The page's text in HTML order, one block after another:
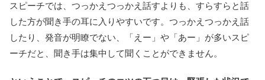
スピーチでは、つっかえつっかえ話すよりも、すらすらと話
した方が聞き手の耳に入りやすいです。つっかえつっかえ話
したり、発音が明瞭でない、「えー」や「あー」が多いスピ
ーチだと、聞き手は集中して聞くことができません。